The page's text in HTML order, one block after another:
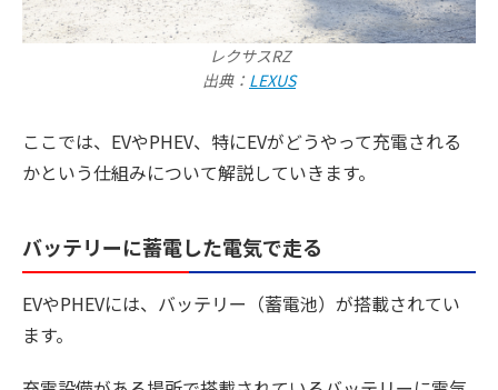
レクサスRZ
出典： LEXUS
ここでは、EVやPHEV、特にEVがどうやって充電される
かという仕組みについて解説していきます。
バッテリーに蓄電した電気で走る
EVやPHEVには、バッテリー（蓄電池）が搭載されてい
ます。